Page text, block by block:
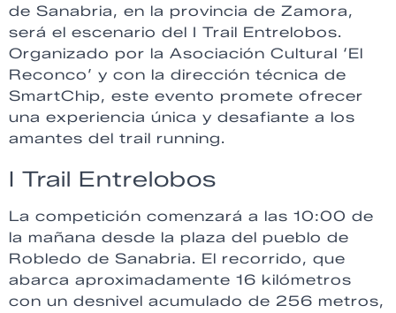
de Sanabria, en la provincia de Zamora,
será el escenario del I Trail Entrelobos.
Organizado por la Asociación Cultural ‘El
Reconco’ y con la dirección técnica de
SmartChip, este evento promete ofrecer
una experiencia única y desafiante a los
amantes del trail running.
I Trail Entrelobos
La competición comenzará a las 10:00 de
la mañana desde la plaza del pueblo de
Robledo de Sanabria. El recorrido, que
abarca aproximadamente 16 kilómetros
con un desnivel acumulado de 256 metros,